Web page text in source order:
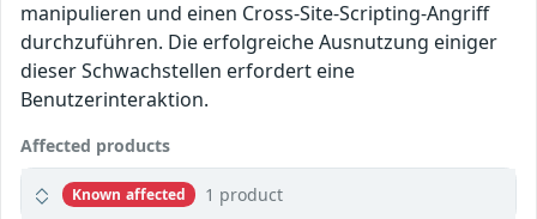
manipulieren und einen Cross-Site-Scripting-Angriff
durchzuführen. Die erfolgreiche Ausnutzung einiger
dieser Schwachstellen erfordert eine
Benutzerinteraktion.
Affected products
Known affected 1 product